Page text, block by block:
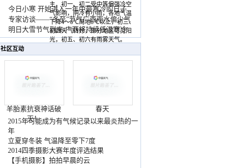
主，初一、初二受中等偏强冷空
气影响，阴冷有小雨，各地气温
下降4～6℃局地8℃以上，初三、
初四天气转好，部分地区可见阳
光，初五、初六有雨雾天气。
今日小寒 开始进入一年中最寒冷的日子
专家访谈——“冬至”节气广西雨水偏少气
温低
明日大雪节气到来 广西将持续低温寒冷
天气
社区互动
羊胎素抗衰神话破
灭！
春天
2015年可能成为有气候记录以来最炎热的一
年
立夏穿冬装 气温降至零下7度
2014四季摄影大赛年度评选结果
【手机摄影】拍拍早晨的云